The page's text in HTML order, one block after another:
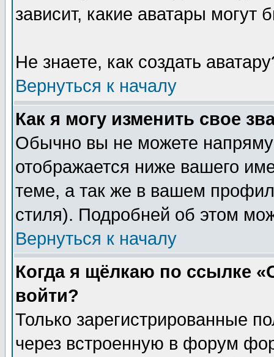
зависит, какие аватары могут
Не знаете, как создать
Вернуться к началу
Как я могу изменить свое
Обычно вы не можете
отображается ниже вашего
теме, а так же в вашем
стиля). Подробней об этом
Вернуться к началу
Когда я щёлкаю по ссылке
войти?
Только зарегистрированные
через встроенную в форум